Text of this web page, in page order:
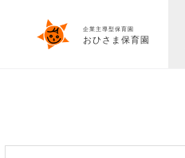
企業主導型保育園
おひさま保育園